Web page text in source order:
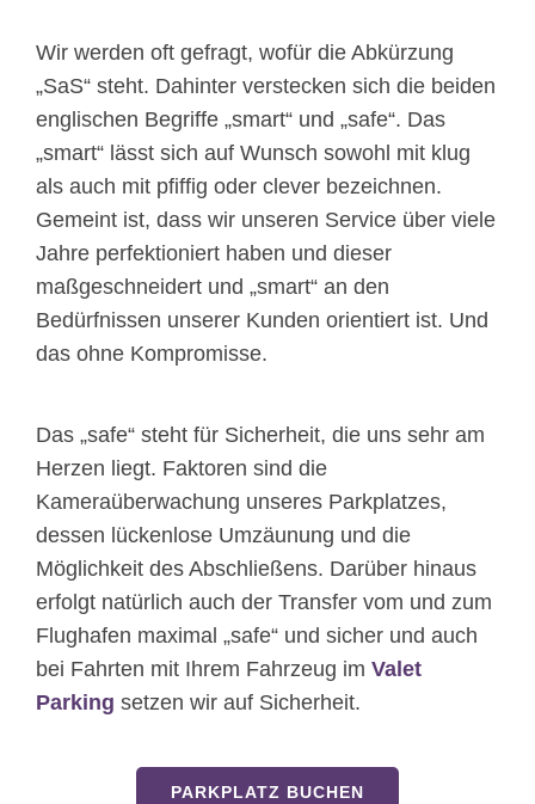
Wir werden oft gefragt, wofür die Abkürzung
„SaS“ steht. Dahinter verstecken sich die beiden
englischen Begriffe „smart“ und „safe“. Das
„smart“ lässt sich auf Wunsch sowohl mit klug
als auch mit pfiffig oder clever bezeichnen.
Gemeint ist, dass wir unseren Service über viele
Jahre perfektioniert haben und dieser
maßgeschneidert und „smart“ an den
Bedürfnissen unserer Kunden orientiert ist. Und
das ohne Kompromisse.
Das „safe“ steht für Sicherheit, die uns sehr am
Herzen liegt. Faktoren sind die
Kameraüberwachung unseres Parkplatzes,
dessen lückenlose Umzäunung und die
Möglichkeit des Abschließens. Darüber hinaus
erfolgt natürlich auch der Transfer vom und zum
Flughafen maximal „safe“ und sicher und auch
bei Fahrten mit Ihrem Fahrzeug im Valet
Parking setzen wir auf Sicherheit.
PARKPLATZ BUCHEN